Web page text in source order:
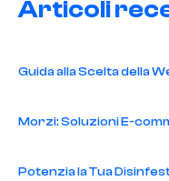
Articoli
Guida alla Scelta della
Morzi: Soluzioni E-
Potenzia la Tua